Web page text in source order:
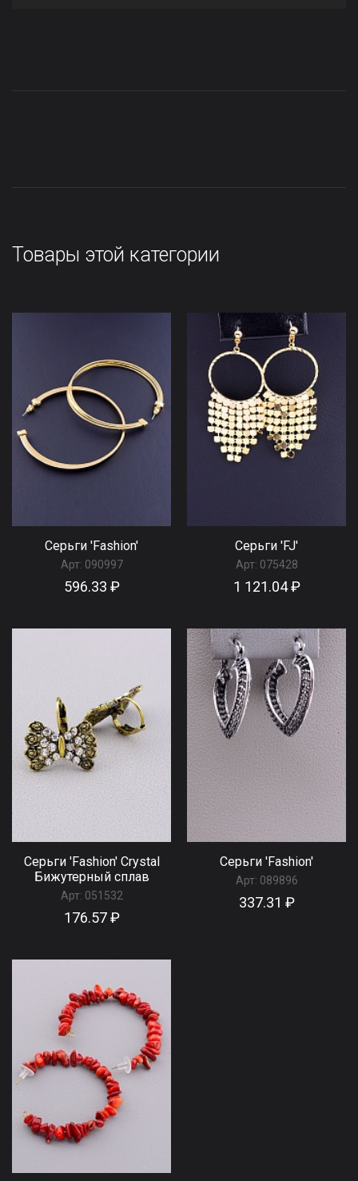
Товары этой категории
Серьги 'Fashion'
Арт: 090997
596.33 ₽
Серьги 'FJ'
Арт: 075428
1 121.04 ₽
Серьги 'Fashion' Сrystal
Бижутерный сплав
Арт: 051532
176.57 ₽
Серьги 'Fashion'
Арт: 089896
337.31 ₽